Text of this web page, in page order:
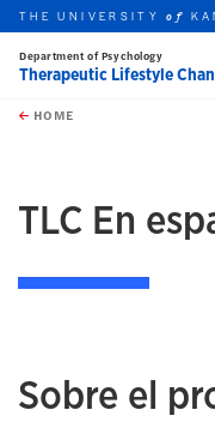
Skip to main content
this unit
THE UNIVERSITYof
Department of Psychology
Therapeutic Lifestyle
HOME
TLC En
Sobre el